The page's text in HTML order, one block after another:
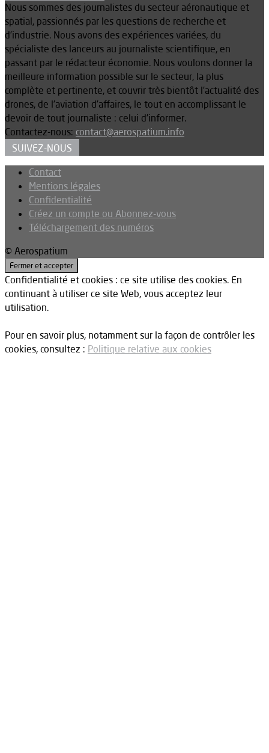
Nous sommes des journalistes du secteur aéronautique et
spatial, passionnés par les questions de recherche et
d’industrie. Nous avons des expériences variées, du
spécialiste des lanceurs au journaliste scientifique, en
passant par le rédacteur économie. Nous voulons donner la
meilleure information possible sur le secteur, la plus
complète et pertinente, et couvrir très bientôt l’actualité des
drones, de l’aviation d’affaires, le tout en accomplissant le
devoir de tout journaliste : celui d’informer.
Contactez-nous: contact@aerospatium.info
SUIVEZ-NOUS
Contact
Mentions légales
Confidentialité
Créez un compte ou Abonnez-vous
Téléchargement des numéros
© Aerospatium
Confidentialité et cookies : ce site utilise des cookies. En
continuant à utiliser ce site Web, vous acceptez leur
utilisation.
Pour en savoir plus, notamment sur la façon de contrôler les
cookies, consultez : Politique relative aux cookies